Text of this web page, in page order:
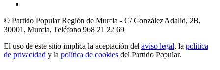
© Partido Popular Región de Murcia - C/ González Adalid, 2B,
30001, Murcia, Teléfono 968 21 22 69
El uso de este sitio implica la aceptación del aviso legal, la política
de privacidad y la política de cookies del Partido Popular.